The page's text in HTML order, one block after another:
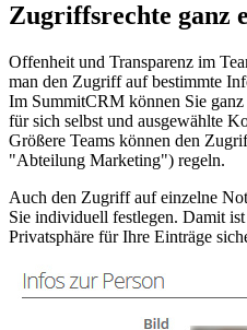
Zugriffsrechte ganz
Offenheit und Transparenz im
man den Zugriff auf bestimmte
Im SummitCRM können Sie
für sich selbst und ausgewählte
Größere Teams können den
"Abteilung Marketing") regeln.
Auch den Zugriff auf einzelne
Sie individuell festlegen. Damit
Privatsphäre für Ihre Einträge